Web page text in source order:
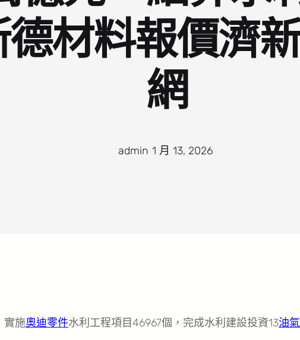
德材料報價濟
網
admin 1 月 13, 2026·
實施奧迪零件水利工程項目46967個，完成水利建設投資13油